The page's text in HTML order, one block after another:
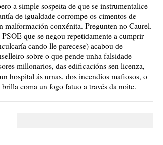
a simple sospeita de que se instrumentalice
de igualdade corrompe os cimentos de
malformación conxénita. Pregunten no Caurel.
que se negou repetidamente a cumprir
cando lle parecese) acabou de
sobre o que pende unha falsidade
millonarios, das edificacións sen licenza,
hospital ás urnas, dos incendios mafiosos, o
coma un fogo fatuo a través da noite.